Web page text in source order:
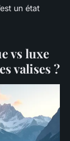
un état
vs luxe
valises ?